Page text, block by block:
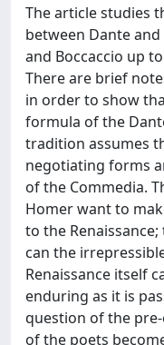
The article studies
between Dante
and Boccaccio up
There are brief
in order to show
formula of the
tradition assumes
negotiating forms
of the Commedia.
Homer want to
to the
can the
Renaissance itself
enduring as it is
question of the
of the poets